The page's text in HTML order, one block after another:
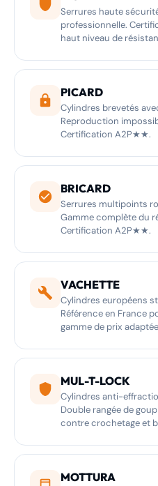
Serrures haute
professionnelle.
haut niveau de
PICARD
Cylindres brevetés
Reproduction
Certification A2P★★.
BRICARD
Serrures multipoints
Gamme complète du
Certification A2P★★.
VACHETTE
Cylindres européens
Référence en France
gamme de prix
MUL-T-LOCK
Cylindres anti-
Double rangée de
contre crochetage et
MOTTURA